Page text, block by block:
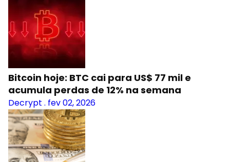
Bitcoin hoje: BTC cai para US$ 77 mil e
acumula perdas de 12% na semana
Decrypt . fev 02, 2026